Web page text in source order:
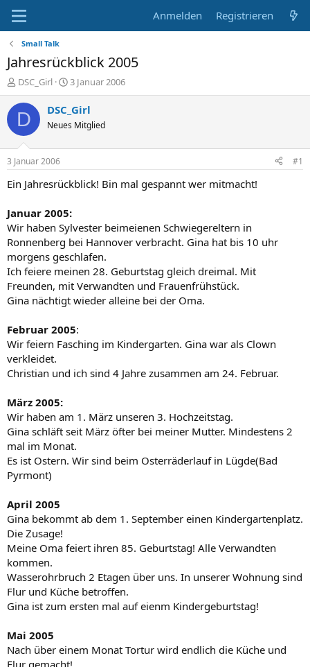
Anmelden Registrieren
Small Talk
Jahresrückblick 2005
E
r
s
e
r
DSC_Girl
E
r
s
t
e
t
a
3 Januar 2006
D DSC_Girl
Neues Mitglied
3 Januar 2006 #1
Ein Jahresrückblick! Bin mal gespannt wer mitmacht!
Januar 2005:
Wir haben Sylvester beimeienen Schwiegereltern in
Ronnenberg bei Hannover verbracht. Gina hat bis 10 uhr
morgens geschlafen.
Ich feiere meinen 28. Geburtstag gleich dreimal. Mit
Freunden, mit Verwandten und Frauenfrühstück.
Gina nächtigt wieder alleine bei der Oma.
Februar 2005:
Wir feiern Fasching im Kindergarten. Gina war als Clown
verkleidet.
Christian und ich sind 4 Jahre zusammen am 24. Februar.
März 2005:
Wir haben am 1. März unseren 3. Hochzeitstag.
Gina schläft seit März öfter bei meiner Mutter. Mindestens 2
mal im Monat.
Es ist Ostern. Wir sind beim Osterräderlauf in Lügde(Bad
Pyrmont)
April 2005
Gina bekommt ab dem 1. September einen Kindergartenplatz.
Die Zusage!
Meine Oma feiert ihren 85. Geburtstag! Alle Verwandten
kommen.
Wasserohrbruch 2 Etagen über uns. In unserer Wohnung sind
Flur und Küche betroffen.
Gina ist zum ersten mal auf eienm Kindergeburtstag!
Mai 2005
Nach über einem Monat Tortur wird endlich die Küche und
Flur gemacht!